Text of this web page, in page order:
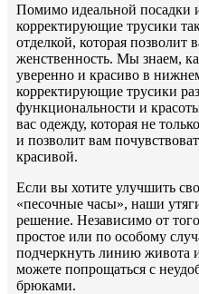
Помимо идеальной посадки
корректирующие трусики
отделкой, которая позволит
женственность. Мы знаем,
уверенно и красиво в
корректирующие трусики
функциональности и
вас одежду, которая не
и позволит вам
красивой.
Если вы хотите улучшить
«песочные часы», наши
решение. Независимо от
простое или по особому
подчеркнуть линию живота
можете попрощаться с
брюками.